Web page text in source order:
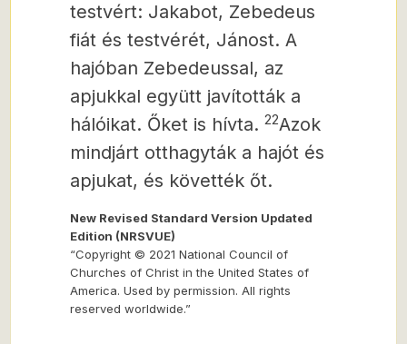
testvért: Jakabot, Zebedeus
fiát és testvérét, Jánost. A
hajóban Zebedeussal, az
apjukkal együtt javították a
hálóikat. Őket is hívta. 22Azok
mindjárt otthagyták a hajót és
apjukat, és követték őt.
New Revised Standard Version Updated
Edition (NRSVUE)
“Copyright © 2021 National Council of
Churches of Christ in the United States of
America. Used by permission. All rights
reserved worldwide.”